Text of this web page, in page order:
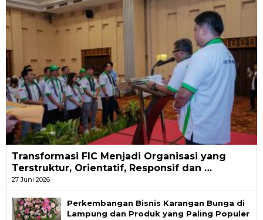
Transformasi FIC Menjadi Organisasi yang
Terstruktur, Orientatif, Responsif dan …
27 Juni 2026
Perkembangan Bisnis Karangan Bunga di
Lampung dan Produk yang Paling Populer